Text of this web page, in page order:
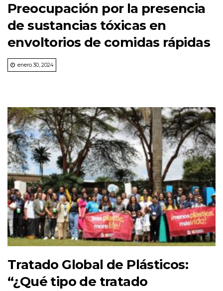
Preocupación por la presencia
de sustancias tóxicas en
envoltorios de comidas rápidas
enero 30, 2024
Tratado Global de Plásticos:
“¿Qué tipo de tratado